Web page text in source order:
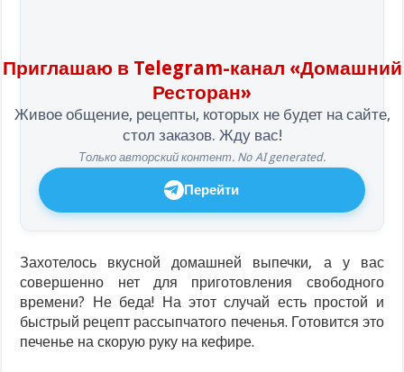
Приглашаю в Telegram-канал «Домашний
Ресторан»
Живое общение, рецепты, которых не будет на сайте,
стол заказов. Жду вас!
Только авторский контент. No AI generated.
Перейти
Захотелось вкусной домашней выпечки, а у вас
совершенно нет для приготовления свободного
времени? Не беда! На этот случай есть простой и
быстрый рецепт рассыпчатого печенья. Готовится это
печенье на скорую руку на кефире.